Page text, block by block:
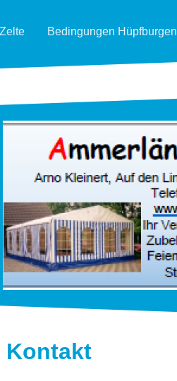
Bedingungen Hüpfburgen
Kontakt